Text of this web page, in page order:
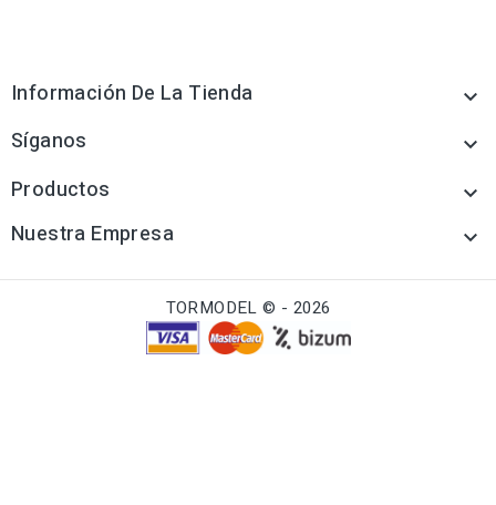
Información De La Tienda 
Síganos 
Productos 
Nuestra Empresa 
TORMODEL © - 2026